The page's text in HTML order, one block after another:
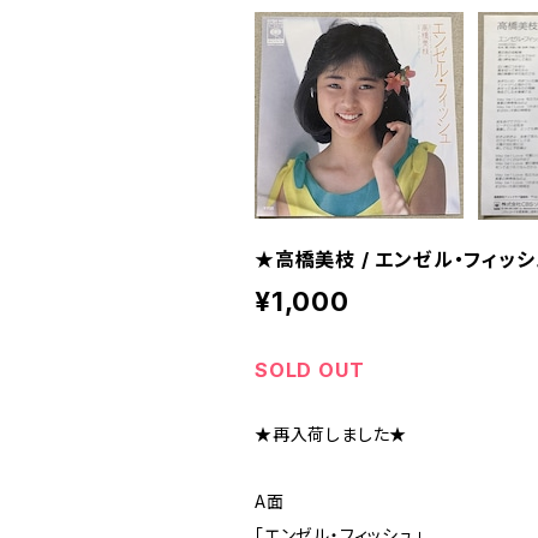
★高橋美枝 / エンゼル・フィッシ
¥1,000
SOLD OUT
★再入荷しました★
A面